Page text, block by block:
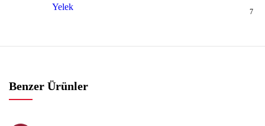
Yelek 7
Benzer Ürünler